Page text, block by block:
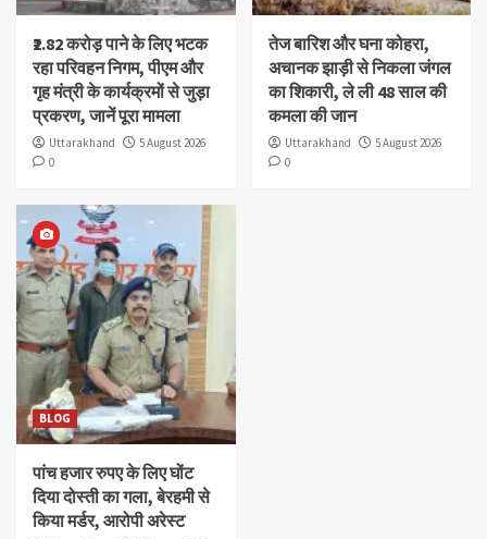
₹2.82 करोड़ पाने के लिए भटक
रहा परिवहन निगम, पीएम और
गृह मंत्री के कार्यक्रमों से जुड़ा
प्रकरण, जानें पूरा मामला
Uttarakhand
5 August 2026
0
तेज बारिश और घना कोहरा,
अचानक झाड़ी से निकला जंगल
का शिकारी, ले ली 48 साल की
कमला की जान
Uttarakhand
5 August 2026
0
BLOG
पांच हजार रुपए के लिए घोंट
दिया दोस्ती का गला, बेरहमी से
किया मर्डर, आरोपी अरेस्ट